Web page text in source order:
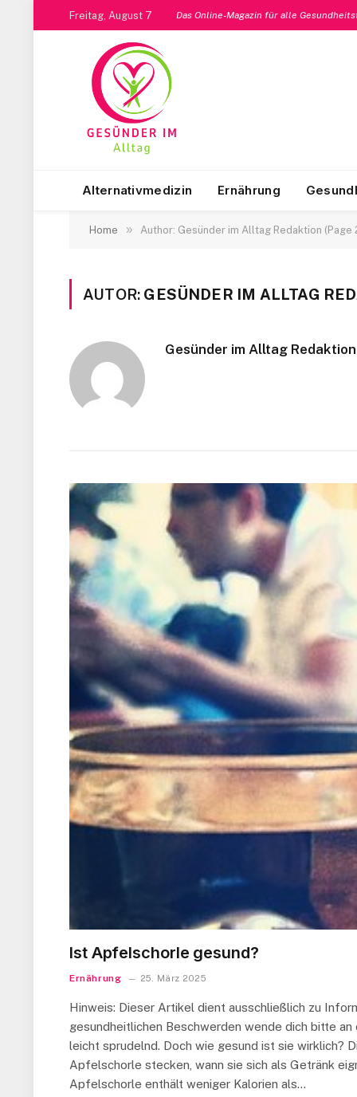
Freitag, August 7 Das Online-Magazin für alle
Alternativmedizin Ernährung
Home » Author: Gesünder im Alltag Redaktion (Page
AUTOR: GESÜNDER IM ALLTAG
Gesünder im Alltag Redaktion
Ist Apfelschorle gesund?
Ernährung 25. März 2025
Hinweis: Dieser Artikel dient ausschließlich zu
gesundheitlichen Beschwerden wende dich bitte
leicht sprudelnd. Doch wie gesund ist sie wirklich?
Apfelschorle stecken, wann sie sich als Getränk
Apfelschorle enthält weniger Kalorien als…